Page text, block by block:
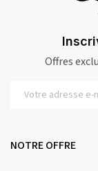
Offres
NOTRE OFFRE